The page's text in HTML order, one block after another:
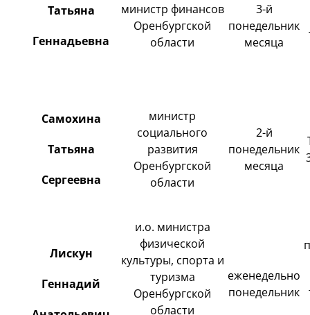
Татьяна
Геннадьевна
министр финансов
Оренбургской
области
3-й
понедельник
месяца
Самохина
Татьяна
Сергеевна
министр
социального
развития
Оренбургской
области
2-й
понедельник
месяца
Лискун
Геннадий
и.о. министра
физической
культуры, спорта и
туризма
Оренбургской
области
еженедельно
понедельник